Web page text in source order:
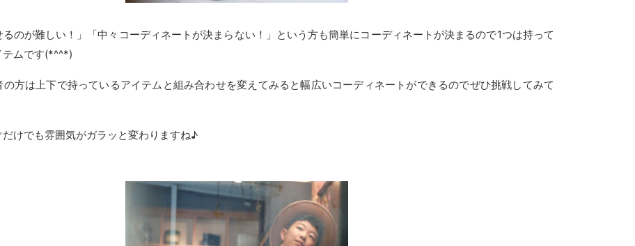
のが難しい！」「中々コーディネートが決まらない！」という方も簡単にコーディネートが決まるので1つは持って
テムです(*^^*)
の方は上下で持っているアイテムと組み合わせを変えてみると幅広いコーディネートができるのでぜひ挑戦してみて
けでも雰囲気がガラッと変わりますね♪